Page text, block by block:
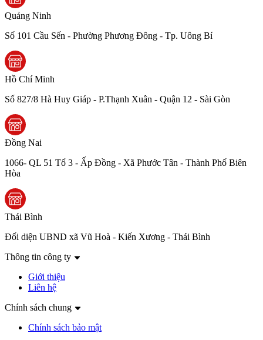
Quảng Ninh
Số 101 Cầu Sến - Phường Phương Đông - Tp. Uông Bí
Hồ Chí Minh
Số 827/8 Hà Huy Giáp - P.Thạnh Xuân - Quận 12 - Sài Gòn
Đồng Nai
1066- QL 51 Tổ 3 - Ấp Đồng - Xã Phước Tân - Thành Phố Biên
Hòa
Thái Bình
Đối diện UBND xã Vũ Hoà - Kiến Xương - Thái Bình
Thông tin công ty
Giới thiệu
Liên hệ
Chính sách chung
Chính sách bảo mật